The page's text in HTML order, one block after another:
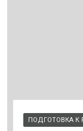
ПОДГОТОВКА К